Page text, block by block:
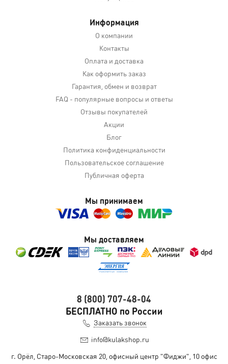
Информация
О компании
Контакты
Оплата и доставка
Как оформить заказ
Гарантия, обмен и возврат
FAQ - популярные вопросы и ответы
Отзывы покупателей
Акции
Блог
Политика конфиденциальности
Пользовательское соглашение
Публичная оферта
Мы принимаем
Мы доставляем
8 (800) 707-48-04
БЕСПЛАТНО по России
Заказать звонок
info@kulakshop.ru
г. Орёл, Старо-Московская 20, офисный центр "Фиджи", 10 офис